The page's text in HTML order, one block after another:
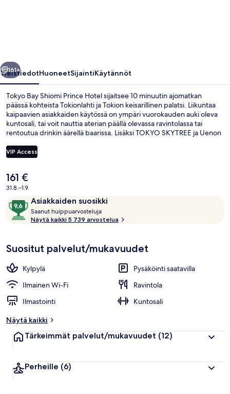
Seuraava
161+
YleistiedotHuoneetSijaintiKäytännöt
Tokyo Bay Shiomi Prince Hotel sijaitsee 10 minuutin ajomatkan
päässä kohteista Tokionlahti ja Tokion keisarillinen palatsi. Liikuntaa
kaipaavien asiakkaiden käytössä on ympäri vuorokauden auki oleva
kuntosali, tai voit nauttia aterian päällä olevassa ravintolassa tai
rentoutua drinkin äärellä baarissa. Lisäksi TOKYO SKYTREE ja Uenon
ravintola ovat myös asioita, joita matkailijat arvostavat.
VIP Access
Nykyinen
hinta
161 €
161 €
31.8.–1.9.
ArvostelutAsiakkaiden suosikki
9,6
kautta
10,
suosikki
Saanut huippuarvosteluja
a
u
a
r
Näytä kaikki 5 739 arvostelua
Suositut palvelut/mukavuudet
Kylpylä
Pysäköinti saatavilla
Ilmainen Wi-Fi
Ravintola
Ilmastointi
Kuntosali
Näytä kaikki
Tärkeimmät palvelut/mukavuudet (12)
Perheille (6)